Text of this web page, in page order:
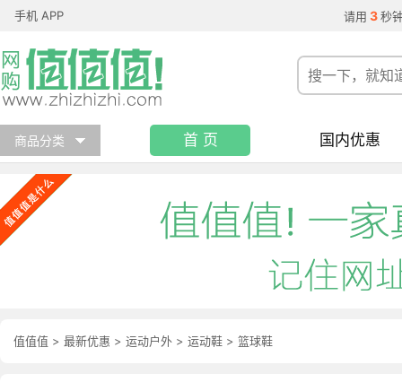
手机 APP 请用 3 秒
商品分类 首 页 国内优惠
值值值 > 最新优惠 > 运动户外 > 运动鞋 > 篮球鞋